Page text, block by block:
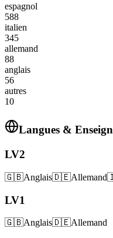
espagnol
588
italien
345
allemand
88
anglais
56
autres
10
Langues &
LV2
🇬🇧Anglais🇩🇪Allemand
LV1
🇬🇧Anglais🇩🇪Allemand